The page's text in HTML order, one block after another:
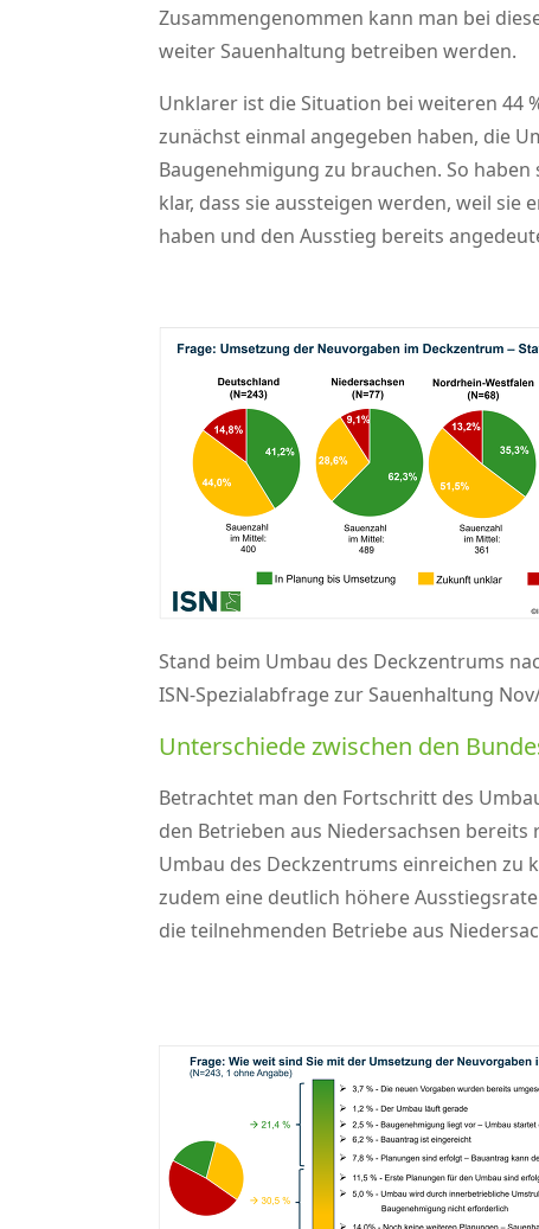
Zusammengenommen kann man bei
weiter Sauenhaltung betreiben werden.
Unklarer ist die Situation bei weiteren 44
zunächst einmal angegeben haben, die
Baugenehmigung zu brauchen. So
klar, dass sie aussteigen werden, weil
haben und den Ausstieg bereits
Stand beim Umbau des Deckzentrums
ISN-Spezialabfrage zur Sauenhaltung
Unterschiede zwischen den
Betrachtet man den Fortschritt des
den Betrieben aus Niedersachsen
Umbau des Deckzentrums einreichen zu
zudem eine deutlich höhere
die teilnehmenden Betriebe aus